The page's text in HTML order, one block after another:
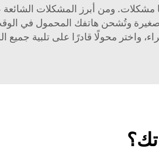
مشكلات. ومن أبرز المشكلات
صغيرة وتُشحن هاتفك المحمول في
واختر محولًا قادرًا على تلبية جميع